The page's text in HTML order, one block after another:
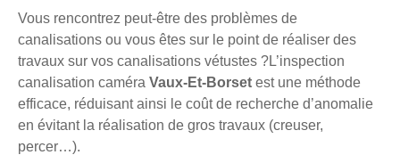
Vous rencontrez peut-être des problèmes de
canalisations ou vous êtes sur le point de réaliser des
travaux sur vos canalisations vétustes ?L’inspection
canalisation caméra Vaux-Et-Borset est une méthode
efficace, réduisant ainsi le coût de recherche d’anomalie
en évitant la réalisation de gros travaux (creuser,
percer…).